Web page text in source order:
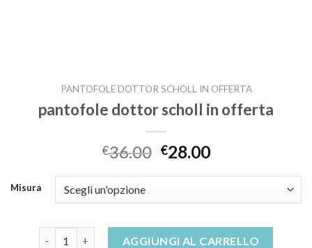
PANTOFOLE DOTTOR SCHOLL IN OFFERTA
pantofole dottor scholl in offerta
€36.00 €28.00
Misura
AGGIUNGI AL CARRELLO